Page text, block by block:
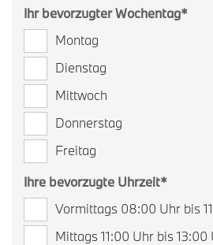
Ihr bevorzugter Wochentag*
Montag
Dienstag
Mittwoch
Donnerstag
Freitag
Ihre bevorzugte Uhrzeit*
Vormittags 08:00 Uhr bis
Mittags 11:00 Uhr bis 13:00